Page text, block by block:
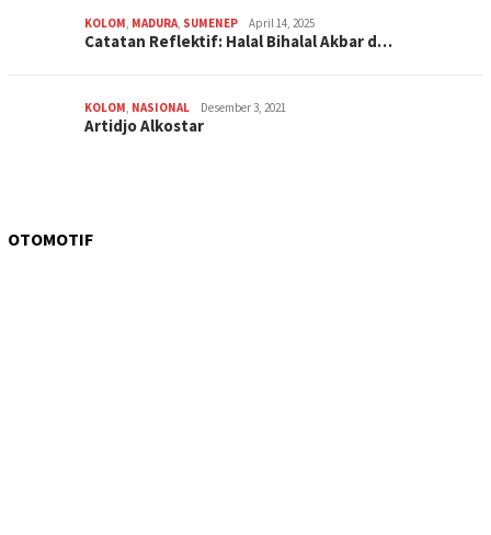
KOLOM, MADURA, SUMENEP April 14, 2025
Catatan Reflektif: Halal Bihalal Akbar d…
KOLOM, NASIONAL Desember 3, 2021
Artidjo Alkostar
OTOMOTIF